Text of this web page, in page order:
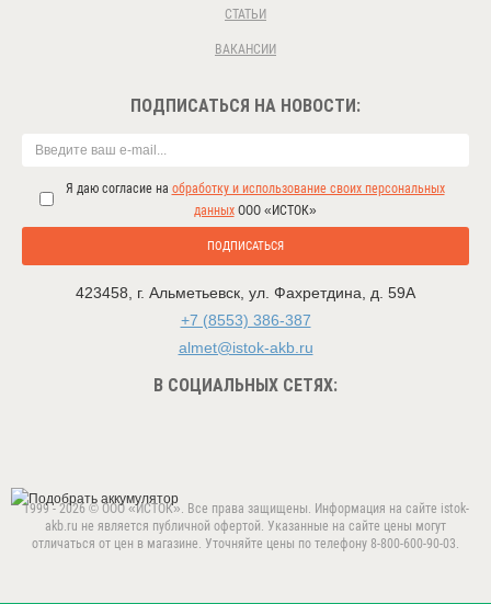
СТАТЬИ
ВАКАНСИИ
ПОДПИСАТЬСЯ НА НОВОСТИ:
Я даю согласие на обработку и использование своих персональных
данныхООО «ИСТОК»
ПОДПИСАТЬСЯ
423458 г. Альметьевск ул. Фахретдина, д. 59А
+7 (8553) 386-387
almet@istok-akb.ru
В СОЦИАЛЬНЫХ СЕТЯХ:
1999 - 2026 © ООО «ИСТОК». Все права защищены. Информация на сайте istok-
akb.ru не является публичной офертой. Указанные на сайте цены могут
отличаться от цен в магазине. Уточняйте цены по телефону 8-800-600-90-03.